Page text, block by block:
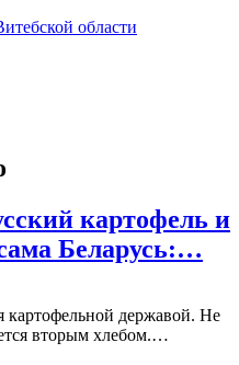
области
картофель и
Беларусь:…
картофельной державой. Не
вторым хлебом.…